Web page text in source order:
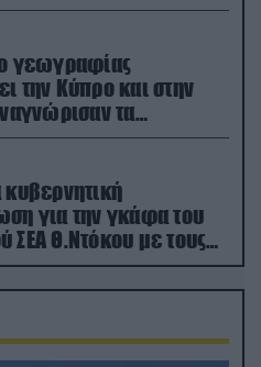
γεωγραφίας
την Κύπρο και στην
τα
(φωτο)
για την γκάφα του
ΣΕΑ Θ.Ντόκου με τους